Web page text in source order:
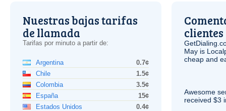
Nuestras bajas tarifas
de llamada
Tarifas por minuto a partir de:
Argentina
0.7¢
Chile
1.5¢
Colombia
3.5¢
España
15¢
Estados Unidos
0.4¢
clientes
May is
cheap and
Awesome
received $3